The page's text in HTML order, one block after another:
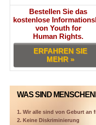
Bestellen Sie das
kostenlose
von Youth for
Human Rights.
ERFAHREN SIE
MEHR »
WAS SIND
1. Wir alle sind von Geburt an
2. Keine Diskriminierung